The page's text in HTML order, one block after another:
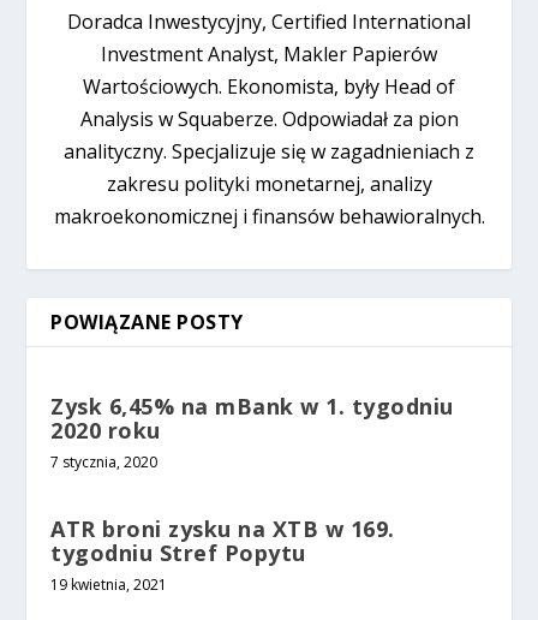
Doradca Inwestycyjny, Certified International
Investment Analyst, Makler Papierów
Wartościowych. Ekonomista, były Head of
Analysis w Squaberze. Odpowiadał za pion
analityczny. Specjalizuje się w zagadnieniach z
zakresu polityki monetarnej, analizy
makroekonomicznej i finansów behawioralnych.
POWIĄZANE POSTY
Zysk 6,45% na mBank w 1. tygodniu
2020 roku
7 stycznia, 2020
ATR broni zysku na XTB w 169.
tygodniu Stref Popytu
19 kwietnia, 2021